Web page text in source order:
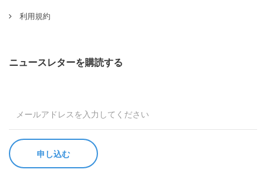
利用規約
ニュースレターを購読する